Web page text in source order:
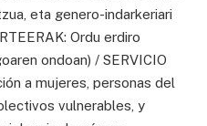
eta genero-indarkeriari
Ordu erdiro
ondoan) / SERVICIO
a mujeres, personas del
vulnerables, y